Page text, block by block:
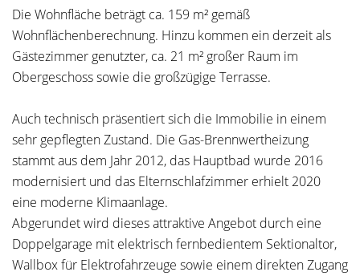
Die Wohnfläche beträgt ca. 159 m² gemäß
Wohnflächenberechnung. Hinzu kommen ein derzeit als
Gästezimmer genutzter, ca. 21 m² großer Raum im
Obergeschoss sowie die großzügige Terrasse.
Auch technisch präsentiert sich die Immobilie in einem
sehr gepflegten Zustand. Die Gas-Brennwertheizung
stammt aus dem Jahr 2012, das Hauptbad wurde 2016
modernisiert und das Elternschlafzimmer erhielt 2020
eine moderne Klimaanlage.
Abgerundet wird dieses attraktive Angebot durch eine
Doppelgarage mit elektrisch fernbedientem Sektionaltor,
Wallbox für Elektrofahrzeuge sowie einem direkten Zugang